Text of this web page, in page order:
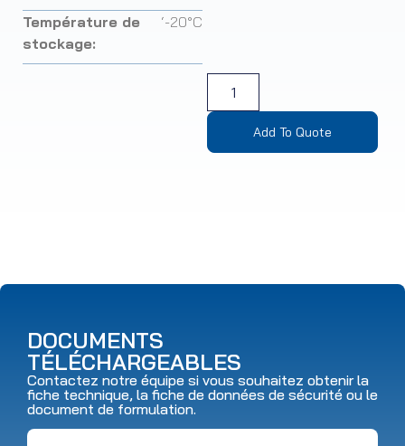
Température de
stockage:
‘-20°C
Add To Quote
DOCUMENTS
TÉLÉCHARGEABLES
Contactez notre équipe si vous souhaitez obtenir la
fiche technique, la fiche de données de sécurité ou le
document de formulation.